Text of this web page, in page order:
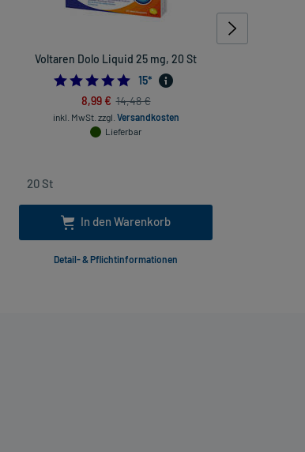
Voltaren Dolo Liquid 25 mg, 20 St
5.0
15*
8,99 € 14,48 €
inkl. MwSt. zzgl. Versandkosten
Lieferbar
In den Warenkorb
Detail- & Pflichtinformationen